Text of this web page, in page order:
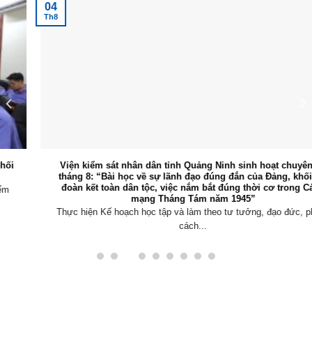
Viện kiểm sát nhân dân tỉnh Quảng Ninh sinh hoạt chuyên đề
tháng 8: “Bài học về sự lãnh đạo đúng đắn của Đảng, khối đại
đoàn kết toàn dân tộc, việc nắm bắt đúng thời cơ trong Cách
mạng Tháng Tám năm 1945”
Thực hiện Kế hoạch học tập và làm theo tư tưởng, đạo đức, phong
04
Th8